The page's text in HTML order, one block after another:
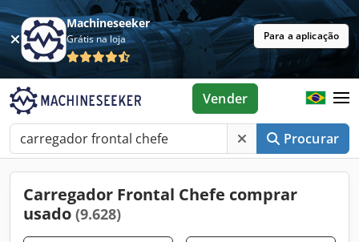
Machineseeker
Grátis na loja Para a aplicação
Procurar
Vender
Carregador Frontal Chefe comprar
usado (9.628)